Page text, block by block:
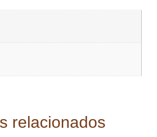
relacionados